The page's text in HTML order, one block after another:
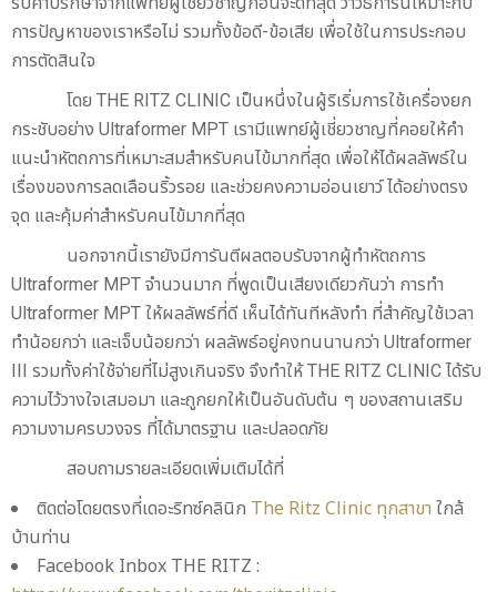
การปัญหาของเราหรือไม่ รวมทั้งข้อดี-ข้อเสีย เพื่อใช้ในการประกอบ
การตัดสินใจ
โดย THE RITZ CLINIC เป็นหนึ่งในผู้ริเริ่มการใช้เครื่องยก
กระชับอย่าง Ultraformer MPT เรามีแพทย์ผู้เชี่ยวชาญที่คอยให้คำ
แนะนำหัตถการที่เหมาะสมสำหรับคนไข้มากที่สุด เพื่อให้ได้ผลลัพธ์ใน
เรื่องของการลดเลือนริ้วรอย และช่วยคงความอ่อนเยาว์ ได้อย่างตรง
จุด และคุ้มค่าสำหรับคนไข้มากที่สุด
นอกจากนี้เรายังมีการันตีผลตอบรับจากผู้ทำหัตถการ
Ultraformer MPT จำนวนมาก ที่พูดเป็นเสียงเดียวกันว่า การทำ
Ultraformer MPT ให้ผลลัพธ์ที่ดี เห็นได้ทันทีหลังทำ ที่สำคัญใช้เวลา
ทำน้อยกว่า และเจ็บน้อยกว่า ผลลัพธ์อยู่คงทนนานกว่า Ultraformer
III รวมทั้งค่าใช้จ่ายที่ไม่สูงเกินจริง จึงทำให้ THE RITZ CLINIC ได้รับ
ความไว้วางใจเสมอมา และถูกยกให้เป็นอันดับต้น ๆ ของสถานเสริม
ความงามครบวงจร ที่ได้มาตรฐาน และปลอดภัย
สอบถามรายละเอียดเพิ่มเติมได้ที่
ติดต่อโดยตรงที่เดอะริทซ์คลินิก The Ritz Clinic ทุกสาขา ใกล้
บ้านท่าน
Facebook Inbox THE RITZ :